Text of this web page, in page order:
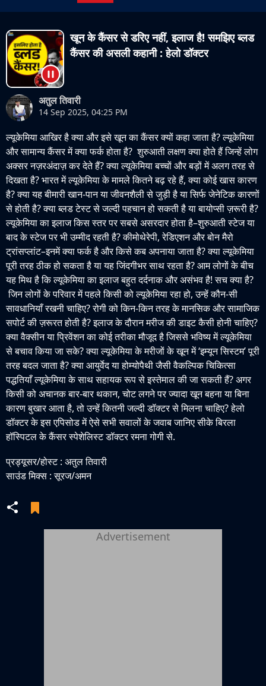
खून के कैंसर से डरिए नहीं, इलाज है! समझिए ब्लड
कैंसर की असली कहानी : हेलो डॉक्टर
अतुल तिवारी
14 Sep 2025, 04:25 PM
ल्यूकेमिया आखिर है क्या और इसे खून का कैंसर क्यों कहा जाता है? ल्यूकेमिया
और सामान्य कैंसर में क्या फर्क होता है? शुरुआती लक्षण क्या होते हैं जिन्हें लोग
अक्सर नज़रअंदाज़ कर देते हैं? क्या ल्यूकेमिया बच्चों और बड़ों में अलग तरह से
दिखता है? भारत में ल्यूकेमिया के मामले कितने बढ़ रहे हैं, क्या कोई खास कारण
है? क्या यह बीमारी खान-पान या जीवनशैली से जुड़ी है या सिर्फ जेनेटिक कारणों
से होती है? क्या ब्लड टेस्ट से जल्दी पहचान हो सकती है या बायोप्सी ज़रूरी है?
ल्यूकेमिया का इलाज किस स्तर पर सबसे असरदार होता है–शुरुआती स्टेज या
बाद के स्टेज पर भी उम्मीद रहती है? कीमोथेरेपी, रेडिएशन और बोन मैरो
ट्रांसप्लांट–इनमें क्या फर्क है और किसे कब अपनाया जाता है? क्या ल्यूकेमिया
पूरी तरह ठीक हो सकता है या यह जिंदगीभर साथ रहता है? आम लोगों के बीच
यह मिथ है कि ल्यूकेमिया का इलाज बहुत दर्दनाक और असंभव है! सच क्या है?
जिन लोगों के परिवार में पहले किसी को ल्यूकेमिया रहा हो, उन्हें कौन-सी
सावधानियाँ रखनी चाहिए? रोगी को किन-किन तरह के मानसिक और सामाजिक
सपोर्ट की ज़रूरत होती है? इलाज के दौरान मरीज की डाइट कैसी होनी चाहिए?
क्या वैक्सीन या प्रिवेंशन का कोई तरीका मौजूद है जिससे भविष्य में ल्यूकेमिया
से बचाव किया जा सके? क्या ल्यूकेमिया के मरीजों के खून में ‘इम्यून सिस्टम’ पूरी
तरह बदल जाता है? क्या आयुर्वेद या होम्योपैथी जैसी वैकल्पिक चिकित्सा
पद्धतियाँ ल्यूकेमिया के साथ सहायक रूप से इस्तेमाल की जा सकती हैं? अगर
किसी को अचानक बार-बार थकान, चोट लगने पर ज्यादा खून बहना या बिना
कारण बुखार आता है, तो उन्हें कितनी जल्दी डॉक्टर से मिलना चाहिए? हेलो
डॉक्टर के इस एपिसोड में ऐसे सभी सवालों के जवाब जानिए सीके बिरला
हॉस्पिटल के कैंसर स्पेशेलिस्ट डॉक्टर रमना गोगी से.
प्रड्यूसर/होस्ट : अतुल तिवारी
साउंड मिक्स : सूरज/अमन
Advertisement